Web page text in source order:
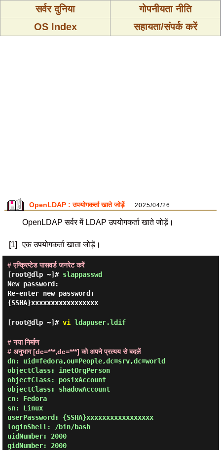
सर्वर दुनिया
गोपनीयता नीति
OS Index
सहायता/संपर्क करें
OpenLDAP : उपयोगकर्ता खाते जोड़ें 2025/04/26
OpenLDAP सर्वर में LDAP उपयोगकर्ता खाते जोड़ें।
[1] एक उपयोगकर्ता खाता जोड़ें।
# एन्क्रिप्टेड पासवर्ड जनरेट करें
[root@dlp ~]# slappasswd
New password:
Re-enter new password:
{SSHA}xxxxxxxxxxxxxxxxx
[root@dlp ~]# vi ldapuser.ldif
# नया निर्माण
# अनुभाग [dc=***,dc=***] को अपने प्रत्यय से बदलें
dn: uid=fedora,ou=People,dc=srv,dc=world
objectClass: inetOrgPerson
objectClass: posixAccount
objectClass: shadowAccount
cn: Fedora
sn: Linux
userPassword: {SSHA}xxxxxxxxxxxxxxxxx
loginShell: /bin/bash
uidNumber: 2000
gidNumber: 2000